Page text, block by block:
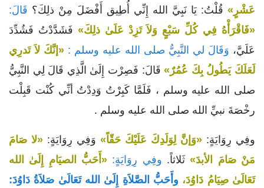
عَشْرٍ» قُلْتُ: يَا نَبِيَّ الله إِنِّي أُطِيق أَفْضَلَ مِنْ ذلِكَ؟ قَالَ:
«فَاقْرَأْهُ فِي كُلِّ سَبْعٍ وَلاَ تَزِدْ عَلَىٰ ذلِكَ» فَشَدَّدْتُ فَشُدِّدَ
عَلَيَّ، وَقَالَ لي النَّبِيُّ صلى الله عليه وسلم : «إنَّكَ لاَ تَدرِي
لَعَلَكَ يَطُولُ بِكَ عُمُرٌ»قَالَ: فَصِرْت إِلَىٰ الَّذِي قَالَ لِي النَّبِيُّ
صلى الله عليه وسلم ، فَلَمَّا كَبِرْتُ وَدِدْتُ أنِّي كُنْت قَبِلْت
رخْصَةَ نبيِّ الله صلى الله عليه وسلم .
وفِي رِوَايَةٍ: «وَإنَّ لِوَلَدِكَ عَلَيْكَ حَقّاً» وَفِي رِوَايَةٍ: «لا صَامَ
مَنْ صَامَ الأبدَ»ثَلاثاً. وفِي رِوَايَةٍ: «أَحَبُّ الصيَامِ إِلَىٰ الله
تَعَالَىٰ صِيَامُ دَاوُدَ، وأَحَبُّ الصَّلاَةِ إِلَىٰ الله تَعَالَىٰ صَلاَةُ دَاوُدَ: